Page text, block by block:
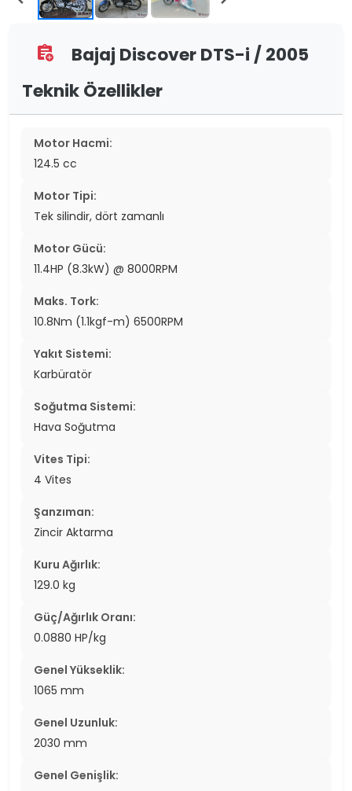
assignment_add
Bajaj Discover DTS-i / 2005
Teknik Özellikler
Motor Hacmi:
124.5 cc
Motor Tipi:
Tek silindir, dört zamanlı
Motor Gücü:
11.4HP (8.3kW) @ 8000RPM
Maks. Tork:
10.8Nm (1.1kgf-m) 6500RPM
Yakıt Sistemi:
Karbüratör
Soğutma Sistemi:
Hava Soğutma
Vites Tipi:
4 Vites
Şanzıman:
Zincir Aktarma
Kuru Ağırlık:
129.0 kg
Güç/Ağırlık Oranı:
0.0880 HP/kg
Genel Yükseklik:
1065 mm
Genel Uzunluk:
2030 mm
Genel Genişlik: